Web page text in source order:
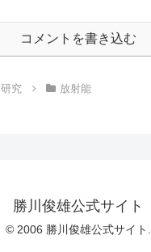
コメントを書き込む
研究 放射能
勝川俊雄公式サイト
© 2006 勝川俊雄公式サイト.